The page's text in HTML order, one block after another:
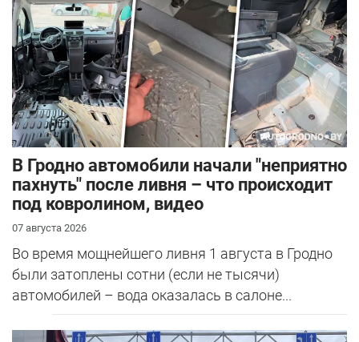
В Гродно автомобили начали "неприятно
пахнуть" после ливня – что происходит
под ковролином, видео
07 августа 2026
Во время мощнейшего ливня 1 августа в Гродно
были затоплены сотни (если не тысячи)
автомобилей – вода оказалась в салоне...